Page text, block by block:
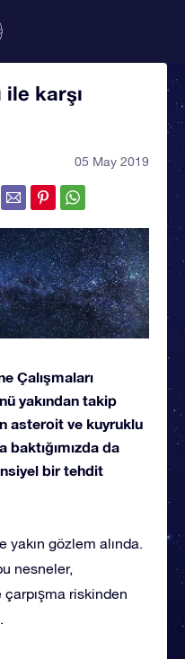
ile karşı
05 May 2019
Çalışmaları
yakından takip
asteroit ve kuyruklu
baktığımızda da
bir tehdit
yakın gözlem alında.
nesneler,
çarpışma riskinden